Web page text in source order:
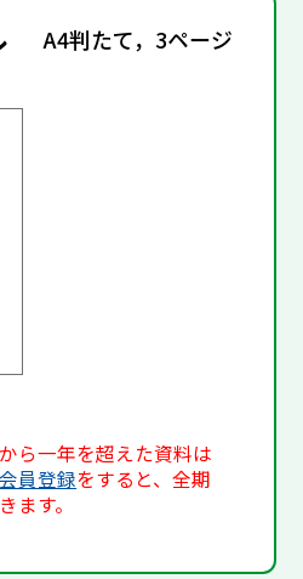
A4判たて，3ページ
ら一年を超えた資料は
会員登録をすると、全期
ます。